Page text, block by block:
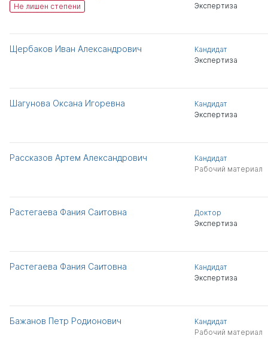
Не лишен степени
Экспертиза
Щербаков Иван Александрович
Кандидат
Экспертиза
Шагунова Оксана Игоревна
Кандидат
Экспертиза
Рассказов Артем Александрович
Кандидат
Рабочий материал
Растегаева Фания Саитовна
Доктор
Экспертиза
Растегаева Фания Саитовна
Кандидат
Экспертиза
Бажанов Петр Родионович
Кандидат
Рабочий материал